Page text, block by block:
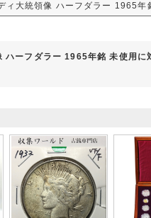
ィ大統領像 ハーフダラー 1965年
ーフダラー 1965年銘 未使用に